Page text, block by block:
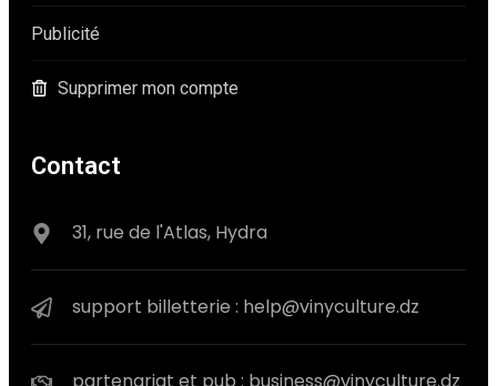
Publicité
Supprimer mon compte
Contact
31, rue de l'Atlas, Hydra
support billetterie : help@vinyculture.dz